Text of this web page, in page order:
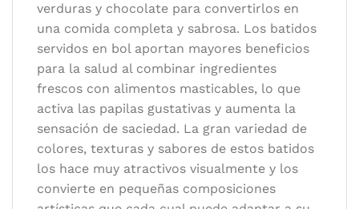
verduras y chocolate para convertirlos en
una comida completa y sabrosa. Los batidos
servidos en bol aportan mayores beneficios
para la salud al combinar ingredientes
frescos con alimentos masticables, lo que
activa las papilas gustativas y aumenta la
sensación de saciedad. La gran variedad de
colores, texturas y sabores de estos batidos
los hace muy atractivos visualmente y los
convierte en pequeñas composiciones